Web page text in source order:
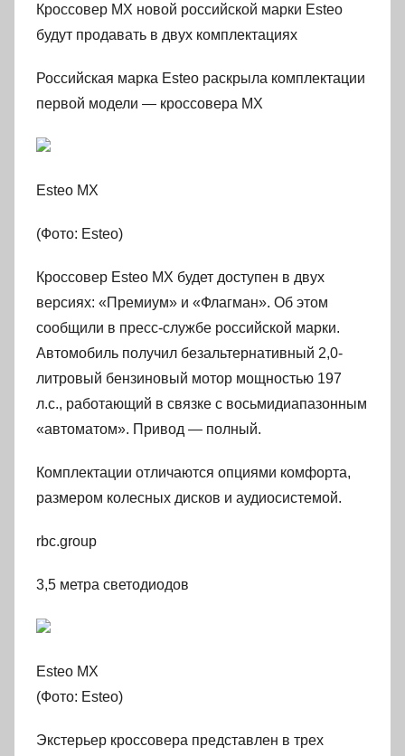
Кроссовер MX новой российской марки Esteo
будут продавать в двух комплектациях
Российская марка Esteo раскрыла комплектации
первой модели — кроссовера MX
Esteo MX
(Фото: Esteo)
Кроссовер Esteo MX будет доступен в двух
версиях: «Премиум» и «Флагман». Об этом
сообщили в пресс-службе российской марки.
Автомобиль получил безальтернативный 2,0-
литровый бензиновый мотор мощностью 197
л.с., работающий в связке с восьмидиапазонным
«автоматом». Привод — полный.
Комплектации отличаются опциями комфорта,
размером колесных дисков и аудиосистемой.
rbc.group
3,5 метра светодиодов
Esteo MX
(Фото: Esteo)
Экстерьер кроссовера представлен в трех